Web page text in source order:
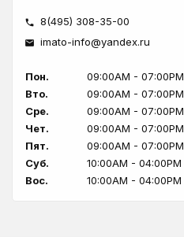
phone 8(495) 308-35-00
mail imato-info@yandex.ru
Пон.
09:00AM - 07:00PM
Вто.
09:00AM - 07:00PM
Сре.
09:00AM - 07:00PM
Чет.
09:00AM - 07:00PM
Пят.
09:00AM - 07:00PM
Суб.
10:00AM - 04:00PM
Вос.
10:00AM - 04:00PM